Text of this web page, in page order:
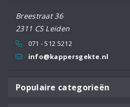
Breestraat 36
2311 CS Leiden
071 - 512 5212
info@kappersgekte.nl
Populaire categorieën